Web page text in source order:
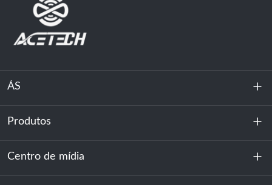
ÁS
Sobre nós
Sustentabilidade
Produtos
Armazenamento de energia
Centro de mídia